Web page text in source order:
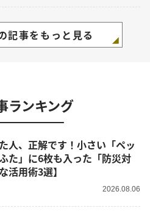
記事をもっと見る
ランキング
人、正解です！小さい「ペッ
た」に6枚も入った「防災対
活用術3選】
2026.08.06